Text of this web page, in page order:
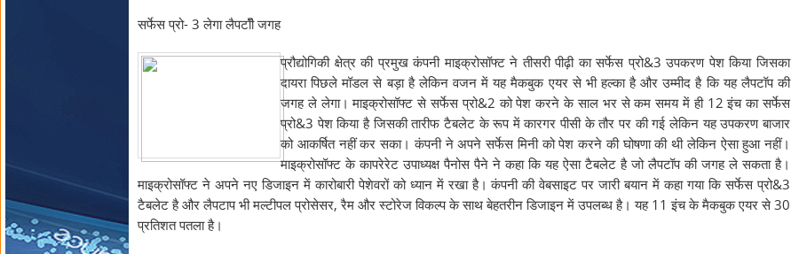
सर्फेस प्रो- 3 लेगा लैपटॉी जगह
प्रौद्योगिकी क्षेत्र की प्रमुख कंपनी माइक्रोसॉफ्ट ने तीसरी पीढ़ी का सर्फेस प्रो&3 उपकरण पेश किया जिसका
दायरा पिछले मॉडल से बड़ा है लेकिन वजन में यह मैकबुक एयर से भी हल्का है और उम्मीद है कि यह लैपटॉप की
जगह ले लेगा। माइक्रोसॉफ्ट से सर्फेस प्रो&2 को पेश करने के साल भर से कम समय में ही 12 इंच का सर्फेस
प्रो&3 पेश किया है जिसकी तारीफ टैबलेट के रूप में कारगर पीसी के तौर पर की गई लेकिन यह उपकरण बाजार
को आकर्षित नहीं कर सका। कंपनी ने अपने सर्फेस मिनी को पेश करने की घोषणा की थी लेकिन ऐसा हुआ नहीं।
माइक्रोसॉफ्ट के कापरेरेट उपाध्यक्ष पैनोस पैने ने कहा कि यह ऐसा टैबलेट है जो लैपटॉप की जगह ले सकता है।
माइक्रोसॉफ्ट ने अपने नए डिजाइन में कारोबारी पेशेवरों को ध्यान में रखा है। कंपनी की वेबसाइट पर जारी बयान में कहा गया कि सर्फेस प्रो&3
टैबलेट है और लैपटाप भी मल्टीपल प्रोसेसर, रैम और स्टोरेज विकल्प के साथ बेहतरीन डिजाइन में उपलब्ध है। यह 11 इंच के मैकबुक एयर से 30
प्रतिशत पतला है।